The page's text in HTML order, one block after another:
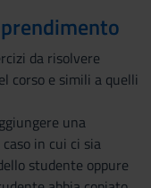
da risolvere
corso e simili a quelli
una
in cui ci sia
studente oppure